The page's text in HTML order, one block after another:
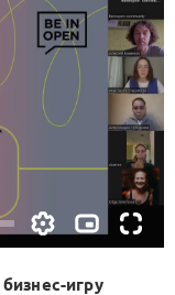
бизнес-игру